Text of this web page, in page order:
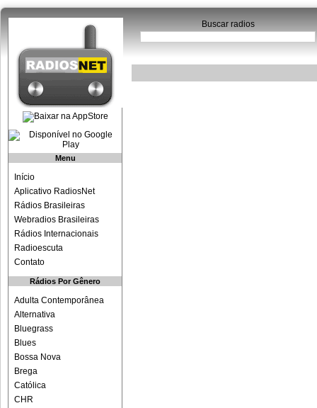
Buscar radios
Menu
Início
Aplicativo RadiosNet
Rádios Brasileiras
Webradios Brasileiras
Rádios Internacionais
Radioescuta
Contato
Rádios Por Gênero
Adulta Contemporânea
Alternativa
Bluegrass
Blues
Bossa Nova
Brega
Católica
CHR